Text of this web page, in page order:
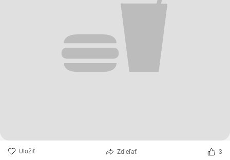
Uložiť Zdieľať 3